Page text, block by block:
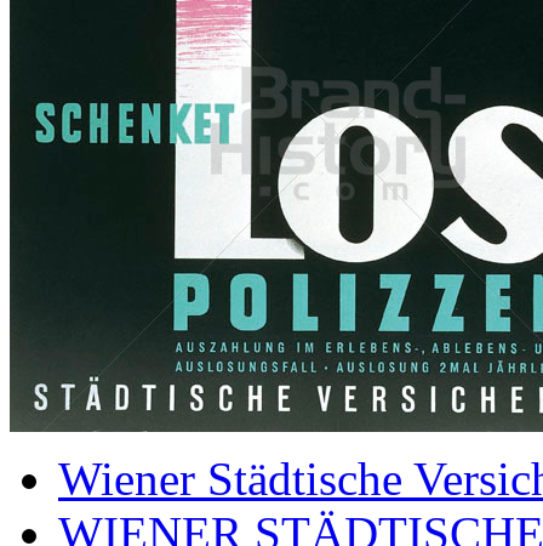
Wiener Städtische
WIENER